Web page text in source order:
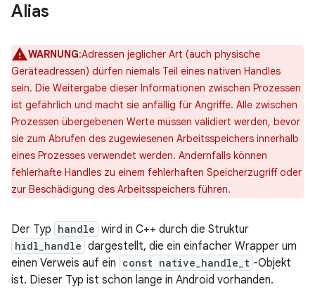
Alias
WARNUNG:Adressen jeglicher Art (auch physische
Geräteadressen) dürfen niemals Teil eines nativen Handles
sein. Die Weitergabe dieser Informationen zwischen Prozessen
ist gefährlich und macht sie anfällig für Angriffe. Alle zwischen
Prozessen übergebenen Werte müssen validiert werden, bevor
sie zum Abrufen des zugewiesenen Arbeitsspeichers innerhalb
eines Prozesses verwendet werden. Andernfalls können
fehlerhafte Handles zu einem fehlerhaften Speicherzugriff oder
zur Beschädigung des Arbeitsspeichers führen.
Der Typ handle wird in C++ durch die Struktur
hidl_handle dargestellt, die ein einfacher Wrapper um
einen Verweis auf ein const native_handle_t -Objekt
ist. Dieser Typ ist schon lange in Android vorhanden.